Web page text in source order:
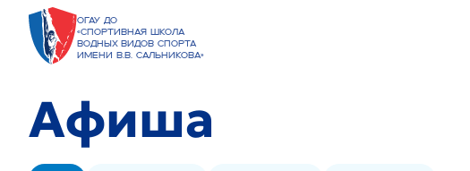
ОГАУ ДО
«Спортивная школа
водных видов спорта
имени В.В. Сальникова»
Афиша